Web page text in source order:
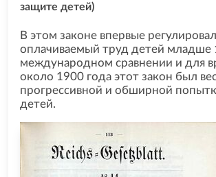
защите детей)
В этом законе впервые
оплачиваемый труд детей младше
международном сравнении и для
около 1900 года этот закон был
прогрессивной и обширной
детей.